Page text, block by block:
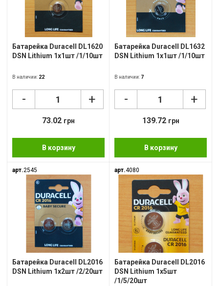
Батарейка Duracell DL1620
DSN Lithium 1x1шт /1/10шт
В наличии: 22
- +
73.02 грн
В корзину
Батарейка Duracell DL1632
DSN Lithium 1x1шт /1/10шт
В наличии: 7
- +
139.72 грн
В корзину
арт.2545
Батарейка Duracell DL2016
DSN Lithium 1x2шт /2/20шт
арт.4080
Батарейка Duracell DL2016
DSN Lithium 1x5шт
/1/5/20шт